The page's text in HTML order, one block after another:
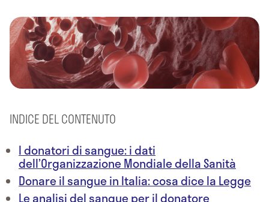
INDICE DEL CONTENUTO
I donatori di sangue: i dati
dell’Organizzazione Mondiale della Sanità
Donare il sangue in Italia: cosa dice la Legge
Le analisi del sangue per il donatore